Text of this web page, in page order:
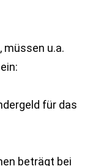
müssen u.a.
für das
beträgt bei